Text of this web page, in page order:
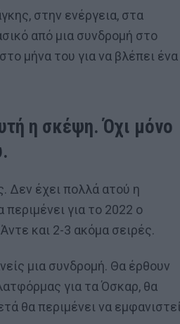
στην ενέργεια, στα
από μια συνδρομή στο
μήνα του για να βλέπει ένα
η σκέψη. Όχι μόνο
Δεν έχει πολλά ατού η
για το 2022 ο
και 2-3 ακόμα σειρές.
μια συνδρομή. Θα έρθουν
για τα Όσκαρ, θα
θα περιμένει να